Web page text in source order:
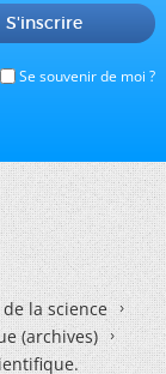
Se souvenir de moi ?
S'inscrire
la science
(archives)